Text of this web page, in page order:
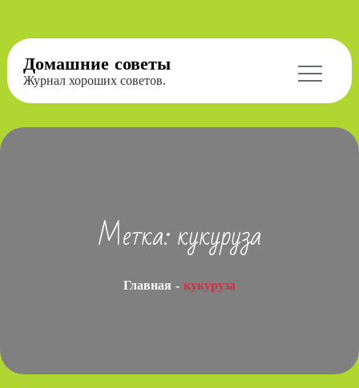
Перейти
содержимому
Домашние советы
Журнал хороших советов.
Метка:кукуруза
Главная кукуруза